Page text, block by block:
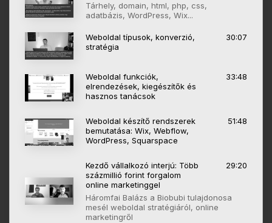
Tárhely, domain, html, php, css,
adatbázis, WordPress, Wix...
Weboldal típusok, konverzió,
stratégia
30:07
Weboldal funkciók,
elrendezések, kiegészítők és
hasznos tanácsok
33:48
Weboldal készítő rendszerek
bemutatása: Wix, Webflow,
WordPress, Squarspace
51:48
Kezdő vállalkozó interjú: Több
százmillió forint forgalom
online marketinggel
29:20
Háromfai Balázs a Biobubi tulajdonosa
mesél weboldal stratégiáról, online
marketingről